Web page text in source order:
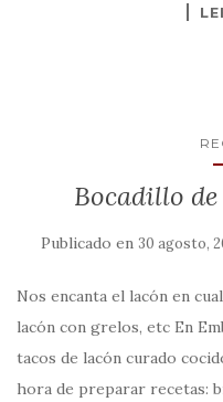
Bocadillo
Publicado en 30 agosto,
Nos encanta el lacón en
lacón con grelos, etc En
tacos de lacón curado
hora de preparar recetas: